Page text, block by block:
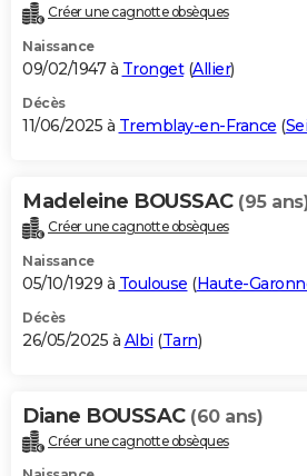
Créer une cagnotte obsèques
Naissance
09/02/1947 à Tronget(Allier)
Décès
11/06/2025 à Tremblay-en-France (
Madeleine BOUSSAC (95
Créer une cagnotte obsèques
Naissance
05/10/1929 à Toulouse (Haute-
Décès
26/05/2025 à Albi (Tarn)
Diane BOUSSAC (60 ans)
Créer une cagnotte obsèques